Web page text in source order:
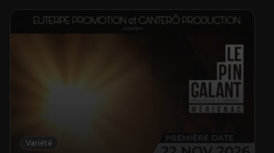
Variété